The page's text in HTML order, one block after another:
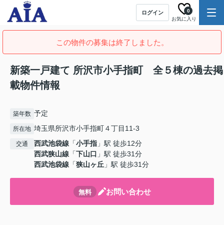
ログイン
お気に入り
0
この物件の募集は終了しました。
新築一戸建て 所沢市小手指町 全５棟の過去掲
載物件情報
築年数 予定
所在地 埼玉県所沢市小手指町４丁目11-3
交通 西武池袋線 「小手指 」駅 徒歩12分
西武狭山線 「下山口 」駅 徒歩31分
西武池袋線 「狭山ヶ丘 」駅 徒歩31分
無料 お問い合わせ